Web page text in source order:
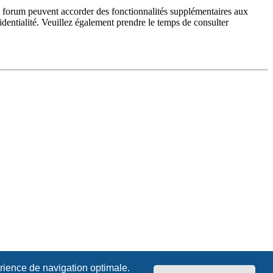
de navigation optimale.
peuvent accorder des fonctionnalités supplémentaires aux
Veuillez également prendre le temps de consulter